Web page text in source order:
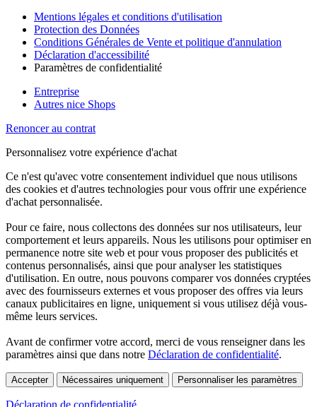
Mentions légales et conditions d'utilisation
Protection des Données
Conditions Générales de Vente et politique d'annulation
Déclaration d'accessibilité
Paramètres de confidentialité
Entreprise
Autres nice Shops
Renoncer au contrat
Personnalisez votre expérience d'achat
Ce n'est qu'avec votre consentement individuel que nous utilisons
des cookies et d'autres technologies pour vous offrir une expérience
d'achat personnalisée.
Pour ce faire, nous collectons des données sur nos utilisateurs, leur
comportement et leurs appareils. Nous les utilisons pour optimiser en
permanence notre site web et pour vous proposer des publicités et
contenus personnalisés, ainsi que pour analyser les statistiques
d'utilisation. En outre, nous pouvons comparer vos données cryptées
avec des fournisseurs externes et vous proposer des offres via leurs
canaux publicitaires en ligne, uniquement si vous utilisez déjà vous-
même leurs services.
Avant de confirmer votre accord, merci de vous renseigner dans les
paramètres ainsi que dans notre Déclaration de confidentialité.
Accepter Nécessaires uniquement Personnaliser les paramètres
Déclaration de confidentialité